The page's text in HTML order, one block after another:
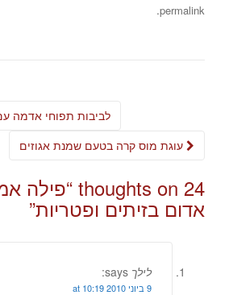
permalink
.
לביבות תפוחי אדמה
24 thoughts on “ פילה
אדום בזיתים ופטריות”
לילך says:
9 ביוני 2010 at 10:19